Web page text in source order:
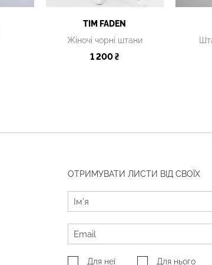
TIM FADEN
Жіночі чорні штани
1 200 ₴
ОТРИМУВАТИ ЛИСТИ ВІД СВОЇХ
Для неї Для нього